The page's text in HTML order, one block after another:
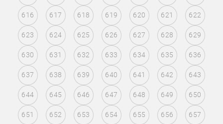
616 617 618 619 620 621 622
623 624 625 626 627 628 629
630 631 632 633 634 635 636
637 638 639 640 641 642 643
644 645 646 647 648 649 650
651 652 653 654 655 656 657